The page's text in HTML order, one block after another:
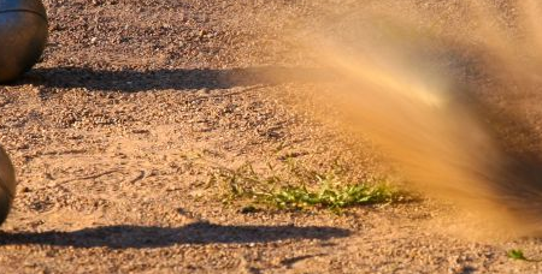
RHEINGAU WM 2022/2023
RHEINGAU WM 2019/2020
RHEINGAU WM 2018/2019
RHEINGAU WM 2017/2018
RHEINGAU WM 2015/2016